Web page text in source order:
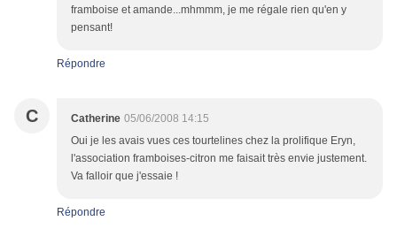
framboise et amande...mhmmm, je me régale rien qu'en y
pensant!
Répondre
C Catherine 05/06/2008 14:15
Oui je les avais vues ces tourtelines chez la prolifique Eryn,
l'association framboises-citron me faisait très envie justement.
Va falloir que j'essaie !
Répondre